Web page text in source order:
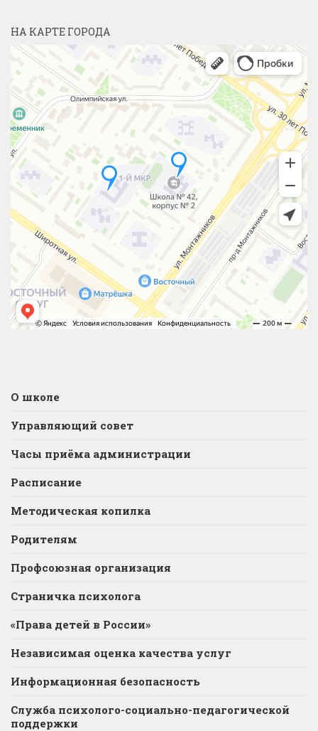
НА КАРТЕ ГОРОДА
О школе
Управляющий совет
Часы приёма администрации
Расписание
Методическая копилка
Родителям
Профсоюзная организация
Страничка психолога
«Права детей в России»
Независимая оценка качества услуг
Информационная безопасность
Служба психолого-социально-педагогической
поддержки